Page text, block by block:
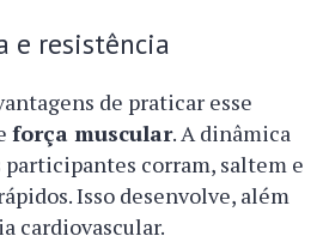
e resistência
de praticar esse
força muscular. A dinâmica
participantes corram, saltem e
Isso desenvolve, além
cardiovascular.